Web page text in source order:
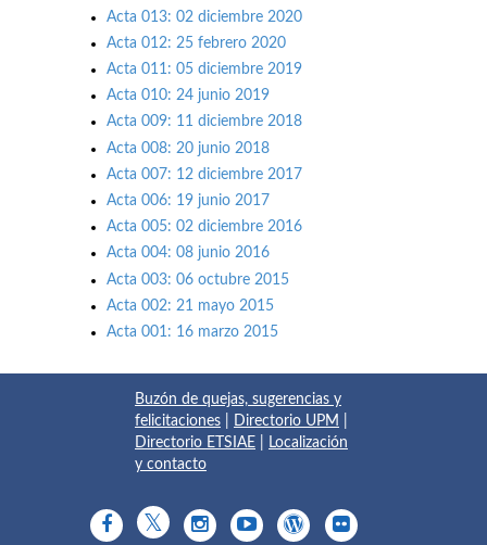
Acta 013: 02 diciembre 2020
Acta 012: 25 febrero 2020
Acta 011: 05 diciembre 2019
Acta 010: 24 junio 2019
Acta 009: 11 diciembre 2018
Acta 008: 20 junio 2018
Acta 007: 12 diciembre 2017
Acta 006: 19 junio 2017
Acta 005: 02 diciembre 2016
Acta 004: 08 junio 2016
Acta 003: 06 octubre 2015
Acta 002: 21 mayo 2015
Acta 001: 16 marzo 2015
Buzón de quejas, sugerencias y
felicitaciones
Directorio UPM
Directorio ETSIAE
Localización
y contacto